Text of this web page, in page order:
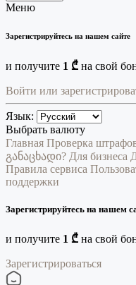
Меню
Зарегистрируйтесь на нашем сайте
и получите 1 ₾ на свой
Войти или
Язык:
Выбрать валюту
Главная Проверка
განაცხადი? Для бизнеса
Правила сервиса
поддержки
Зарегистрируйтесь на нашем
и получите 1 ₾ на свой
Зарегистрироваться